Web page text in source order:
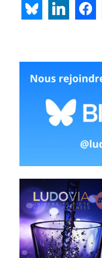
bluesky linkedin facebook